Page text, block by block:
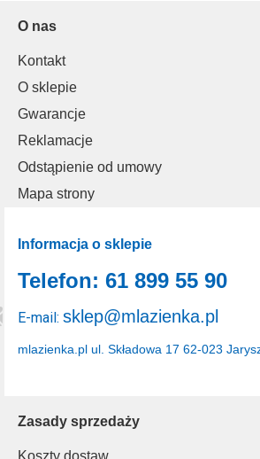
O nas
Kontakt
O sklepie
Gwarancje
Reklamacje
Odstąpienie od umowy
Mapa strony
Zasady sprzedaży
Koszty dostaw
Informacja o sklepie
mlazienka.pl ul. Składowa 17 62-023
Telefon: 61 899 55 90
E-mail: sklep@mlazienka.pl